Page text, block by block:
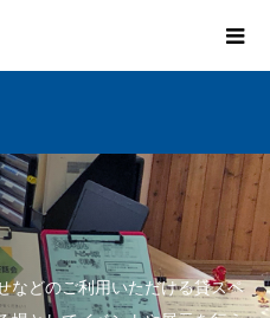
などのご利用いただける貸スペ